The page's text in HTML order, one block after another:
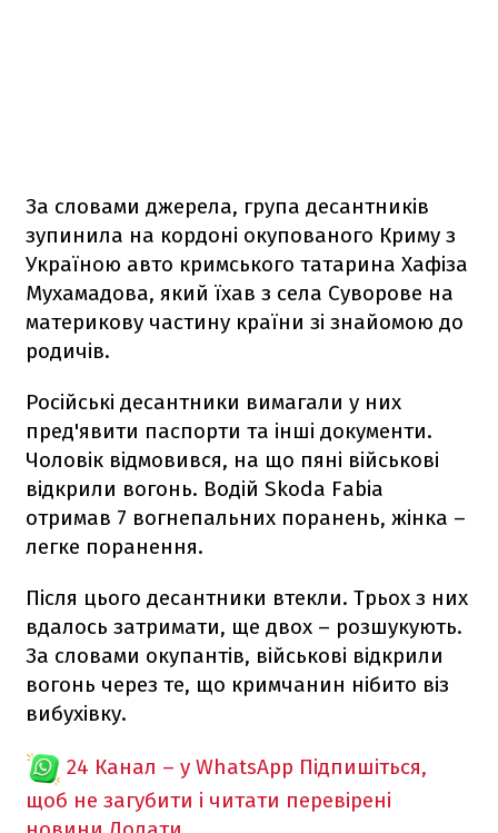
За словами джерела, група десантників
зупинила на кордоні окупованого Криму з
Україною авто кримського татарина Хафіза
Мухамадова, який їхав з села Суворове на
материкову частину країни зі знайомою до
родичів.
Російські десантники вимагали у них
пред'явити паспорти та інші документи.
Чоловік відмовився, на що пяні військові
відкрили вогонь. Водій Skoda Fabia
отримав 7 вогнепальних поранень, жінка –
легке поранення.
Після цього десантники втекли. Трьох з них
вдалось затримати, ще двох – розшукують.
За словами окупантів, військові відкрили
вогонь через те, що кримчанин нібито віз
вибухівку.
24 Канал – у WhatsApp Підпишіться,
щоб не загубити і читати перевірені